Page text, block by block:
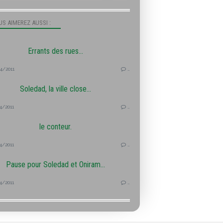
AIMEREZ AUSSI :
Errants des rues...
2011
Soledad, la ville close...
2011
le conteur.
2011
Pause pour Soledad et Oniram...
2011